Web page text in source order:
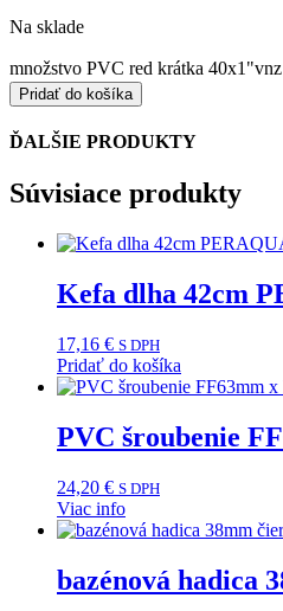
Na sklade
množstvo PVC red krátka
Pridať do košíka
ĎALŠIE PRODUKTY
Súvisiace produkty
Kefa dlha 42cm
17,16 € S DPH
Pridať do košíka
PVC šroubenie
24,20 € S DPH
Viac info
bazénová hadica